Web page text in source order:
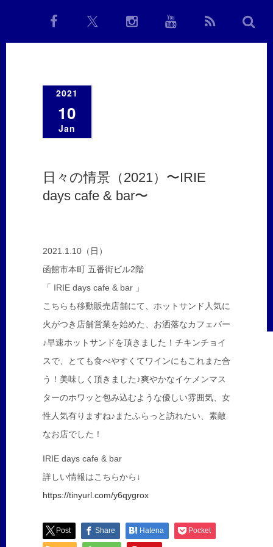
2021
10
Jan
日々の情景（2021）〜IRIE
days cafe & bar〜
2021.1.10（日）
函館市本町 五番街ビル2階
「 IRIE days cafe & bar 」
こちらも移動販売店舗にて、ホットサンド人気に
火がつき店舗営業を始めた、お洒落なカフェバー
♪早速ホットサンドを頂きました！チキンチョイ
スで、とても食べやすくてワインにもこれまた合
う！美味しく頂きました♪爽やかなイケメンマス
ターのホワッと包み込むような優しい雰囲気、女
性人気有りますね♪またふらっと訪れたい、素敵
なお店でした！
IRIE days cafe & bar
詳しい情報はこちらから↓
https://tinyurl.com/y6qygrox
Post Share Hatena Pocket